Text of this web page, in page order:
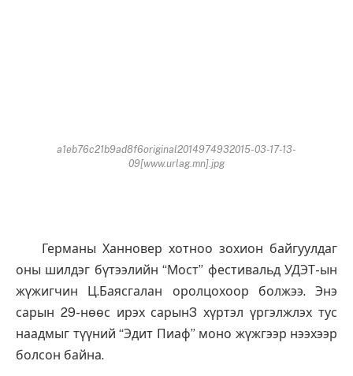
a1eb76c21b9ad8f6original2014974932015-03-17-13-
09[www.urlag.mn].jpg
Германы Ханновер хотноо зохион байгуулдаг
оны шилдэг бүтээлийн “Мост” фестивальд УДЭТ-ын
жүжигчин Ц.Баясгалан оролцохоор болжээ. Энэ
сарын 29-нөөс ирэх сарын3 хүртэл үргэлжлэх тус
наадмыг түүний “Эдит Пиаф” моно жүжгээр нээхээр
болсон байна.